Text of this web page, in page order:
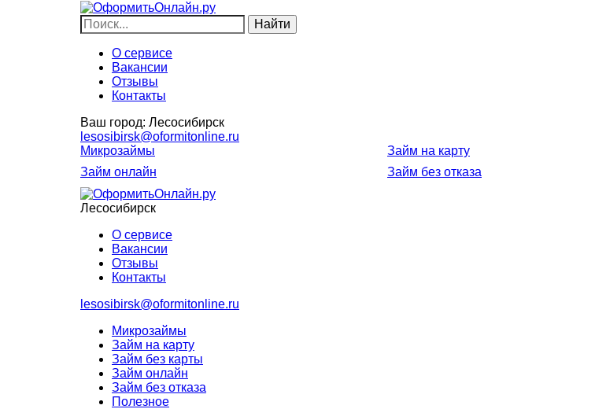
О сервисе
Вакансии
Отзывы
Контакты
Ваш город: Лесосибирск
lesosibirsk@oformitonline.ru
Микрозаймы
Займ на карту
Займ онлайн
Займ без отказа
Лесосибирск
О сервисе
Вакансии
Отзывы
Контакты
lesosibirsk@oformitonline.ru
Микрозаймы
Займ на карту
Займ без карты
Займ онлайн
Займ без отказа
Полезное